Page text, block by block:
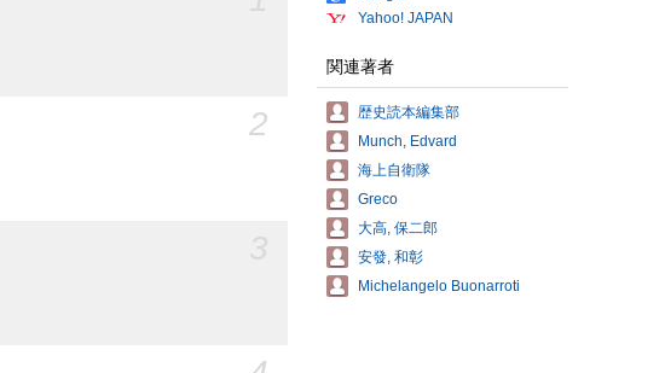
2
Yahoo! JAPAN
関連著者
歴史読本編集部
Munch, Edvard
海上自衛隊
Greco
大高, 保二郎
安發, 和彰
Michelangelo Buonarroti